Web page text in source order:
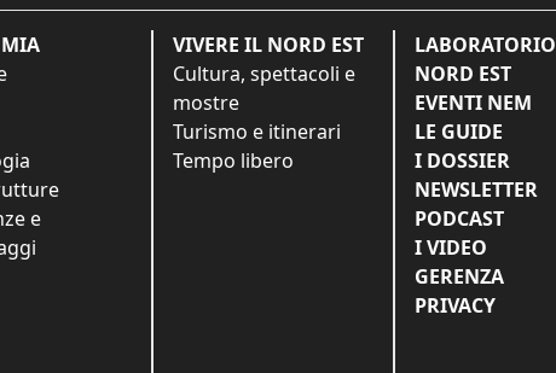
e
VIVERE IL NORD EST
Cultura, spettacoli e
mostre
Turismo e itinerari
Tempo libero
LABORATORIO
NORD EST
EVENTI NEM
LE GUIDE
I DOSSIER
NEWSLETTER
PODCAST
I VIDEO
GERENZA
PRIVACY